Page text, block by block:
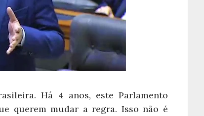
Há 4 anos, este Parlamento
querem mudar a regra. Isso não é